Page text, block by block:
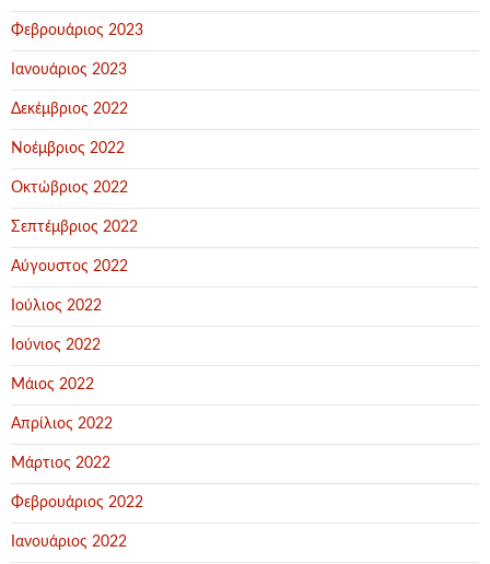
Φεβρουάριος 2023
Ιανουάριος 2023
Δεκέμβριος 2022
Νοέμβριος 2022
Οκτώβριος 2022
Σεπτέμβριος 2022
Αύγουστος 2022
Ιούλιος 2022
Ιούνιος 2022
Μάιος 2022
Απρίλιος 2022
Μάρτιος 2022
Φεβρουάριος 2022
Ιανουάριος 2022